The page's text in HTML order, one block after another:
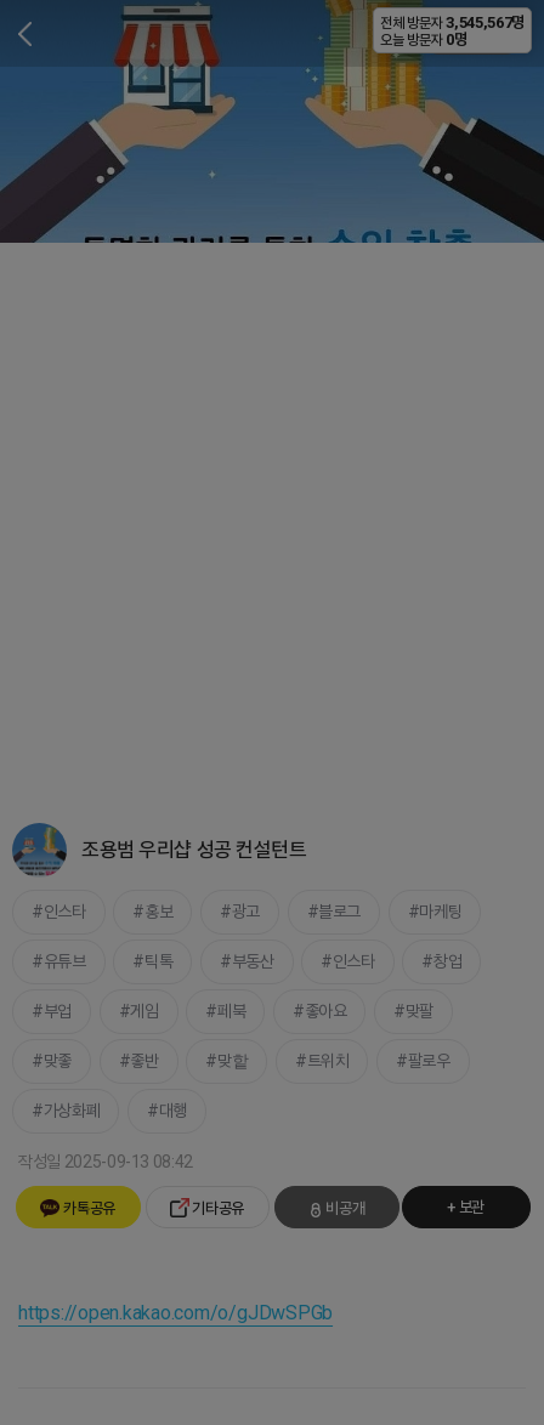
비공개
조용범 우리샵 성공 컨설턴트
인스타 홍보 광고 블로그 마케팅
유튜브 틱톡 부동산 인스타 창업
부업 게임 페북 좋아요 맞팔
맞좋 좋반 맞핱 트위치 팔로우
가상화폐 대행
작성일 2025-09-13 08:42
카톡공유 기타공유 비공개 + 보관
https://open.kakao.com/o/gJDwSPGb
전체 방문자 3,545,567명
오늘 방문자 0명